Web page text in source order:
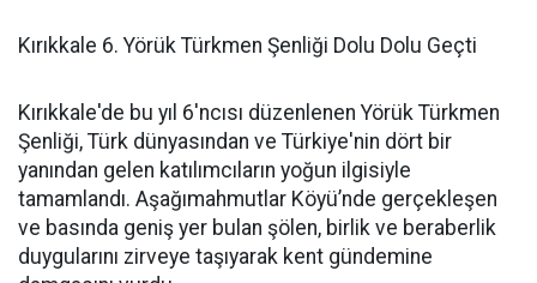
Kırıkkale 6. Yörük Türkmen Şenliği Dolu Dolu Geçti
Kırıkkale'de bu yıl 6'ncısı düzenlenen Yörük Türkmen
Şenliği, Türk dünyasından ve Türkiye'nin dört bir
yanından gelen katılımcıların yoğun ilgisiyle
tamamlandı. Aşağımahmutlar Köyü’nde gerçekleşen
ve basında geniş yer bulan şölen, birlik ve beraberlik
duygularını zirveye taşıyarak kent gündemine